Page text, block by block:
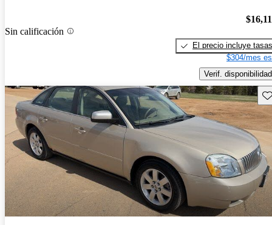
Sin calificación
El precio incluye tasas
$304/mes
Verif. disponibilidad